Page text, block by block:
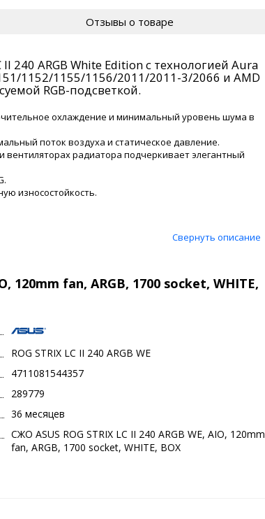
Отзывы о товаре
240 ARGB White Edition с технологией Aura
1152/1155/1156/2011/2011-3/2066 и AMD
RGB-подсветкой.
охлаждение и минимальный уровень шума в
поток воздуха и статическое давление.
вентиляторах радиатора подчеркивает элегантный
износостойкость.
Свернуть описание
120mm fan, ARGB, 1700 socket, WHITE,
ROG STRIX LC II 240 ARGB WE
4711081544357
289779
36 месяцев
СЖО ASUS ROG STRIX LC II 240 ARGB WE, AIO, 120mm
fan, ARGB, 1700 socket, WHITE, BOX